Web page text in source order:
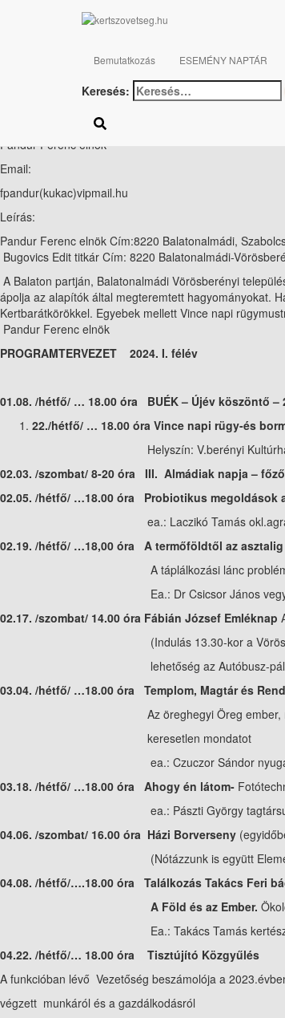
Bemutatkozás ESEMÉNY NAPTÁR
Keresés:
Balatonalmádi-Vörösberényi Fábián József Kertbarátkör
Pandur Ferenc elnök
Email:
fpandur(kukac)vipmail.hu
Leírás:
Pandur Ferenc elnök Cím:8220 Balatonalmádi,
Bugovics Edit titkár Cím: 8220 Balatonalmádi-
A Balaton partján, Balatonalmádi Vörösberényi
ápolja az alapítók által megteremtett hagyományokat.
Kertbarátkörökkel. Egyebek mellett Vince napi
Pandur Ferenc elnök
PROGRAMTERVEZET 2024. I. félév
01.08. /hétfő/ … 18.00 óra BUÉK – Újév köszöntő
22./hétfő/ … 18.00 óra Vince napi rügy-és
Helyszín: V.berényi
02.03. /szombat/ 8-20 óra III. Almádiak napja –
02.05. /hétfő/ …18.00 óra Probiotikus megoldások
ea.: Laczikó Tamás
02.19. /hétfő/ …18,00 óra A termőföldtől az asztalig
A táplálkozási lánc
Ea.: Dr Csicsor János
02.17. /szombat/ 14.00 óra Fábián József Emléknap
(Indulás 13.30-kor a Vörösberényi
lehetőség az Autóbusz-
03.04. /hétfő/ …18.00 óra Templom, Magtár és
Az öreghegyi Öreg ember, még
keresetlen mondatot
ea.: Czuczor Sándor nyugalmazott
03.18. /hétfő/ …18.00 óra Ahogy én látom-
ea.: Pászti György tagtársunk,
04.06. /szombat/ 16.00 óra Házi Borverseny
(Nótázzunk is együtt
04.08. /hétfő/….18.00 óra Találkozás Takács Feri
A Föld és az Ember.
Ea.: Takács Tamás kertészmérnök
04.22. /hétfő/… 18.00 óra Tisztújító Közgyűlés
A funkcióban lévő Vezetőség beszámolója a
végzett munkáról és a gazdálkodásról